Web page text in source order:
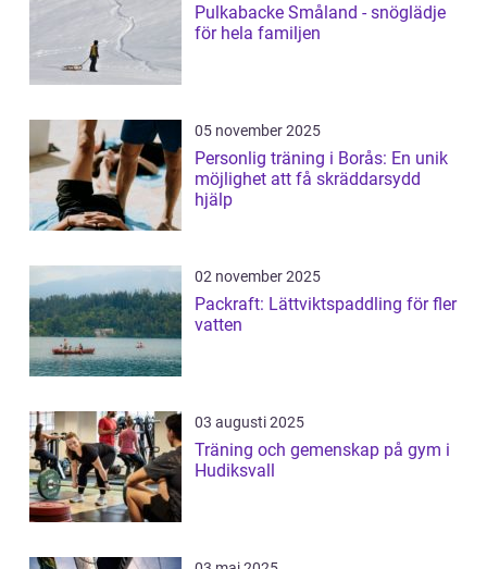
Pulkabacke Småland - snöglädje
för hela familjen
05 november 2025
Personlig träning i Borås: En unik
möjlighet att få skräddarsydd
hjälp
02 november 2025
Packraft: Lättviktspaddling för fler
vatten
03 augusti 2025
Träning och gemenskap på gym i
Hudiksvall